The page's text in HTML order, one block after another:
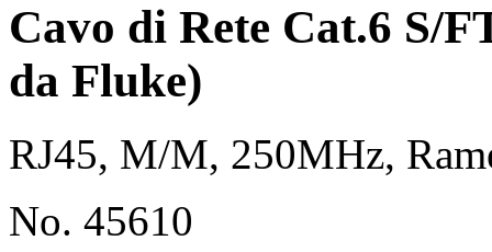
Cavo di Rete Cat.6 S/
da Fluke)
RJ45, M/M, 250MHz,
No. 45610